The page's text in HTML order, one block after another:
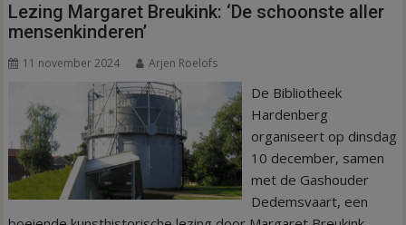
Lezing Margaret Breukink: ‘De schoonste aller
mensenkinderen’
11 november 2024 Arjen Roelofs
De Bibliotheek
Hardenberg
organiseert op dinsdag
10 december, samen
met de Gashouder
Dedemsvaart, een